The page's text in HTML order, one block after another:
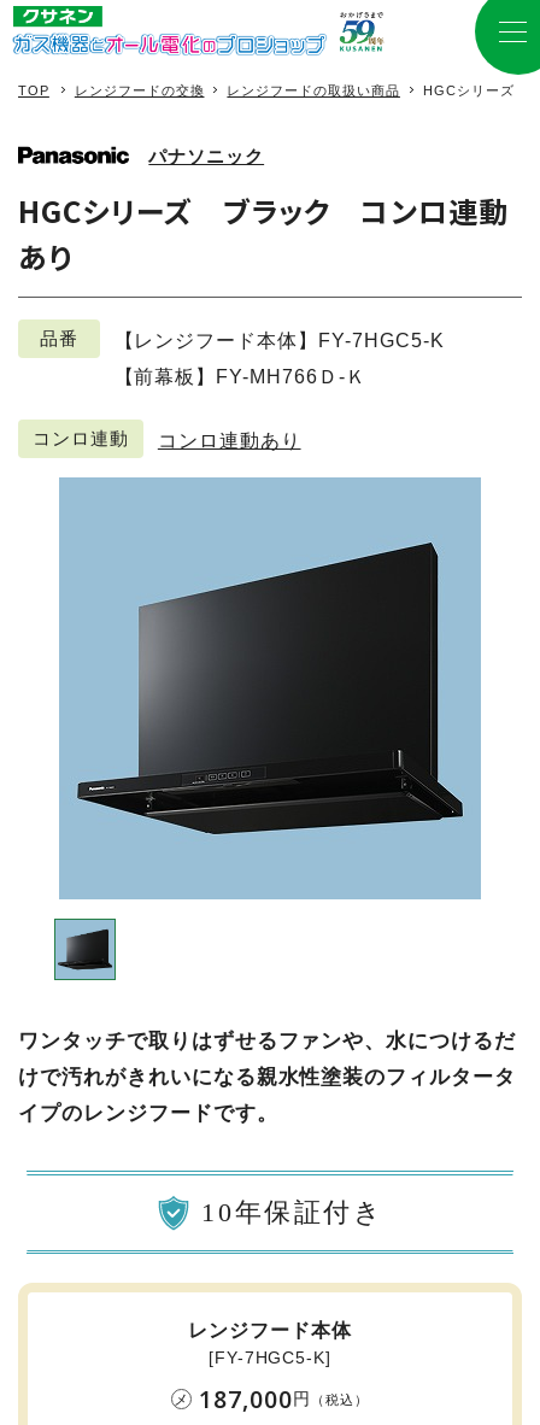
TOP レンジフードの交換 レンジフードの取扱い商品 HGCシリーズ
パナソニック
HGCシリーズ ブラック コンロ連動
あり
品番
【レンジフード本体】FY-7HGC5-K
【前幕板】FY-MH766Ｄ-Ｋ
コンロ連動 コンロ連動あり
ワンタッチで取りはずせるファンや、水につけるだ
けで汚れがきれいになる親水性塗装のフィルタータ
イプのレンジフードです。
10年保証付き
レンジフード本体
[FY-7HGC5-K]
メ 187,000円 （税込）